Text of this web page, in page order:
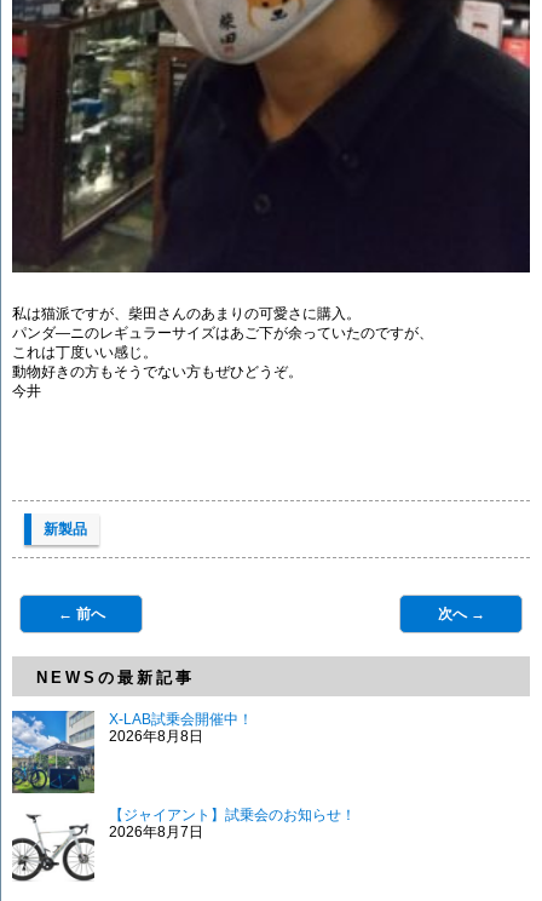
私は猫派ですが、柴田さんのあまりの可愛さに購入。
パンダ―ニのレギュラーサイズはあご下が余っていたのですが、
これは丁度いい感じ。
動物好きの方もそうでない方もぜひどうぞ。
今井
新製品
← 前へ 次へ →
NEWSの最新記事
X-LAB試乗会開催中！
2026年8月8日
【ジャイアント】試乗会のお知らせ！
2026年8月7日